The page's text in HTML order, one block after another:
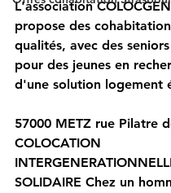
L'association
propose des
qualités, avec des
pour des jeunes en
d'une solution logement
57000 METZ rue Pilatre
COLOCATION
SOLIDAIRE Chez un